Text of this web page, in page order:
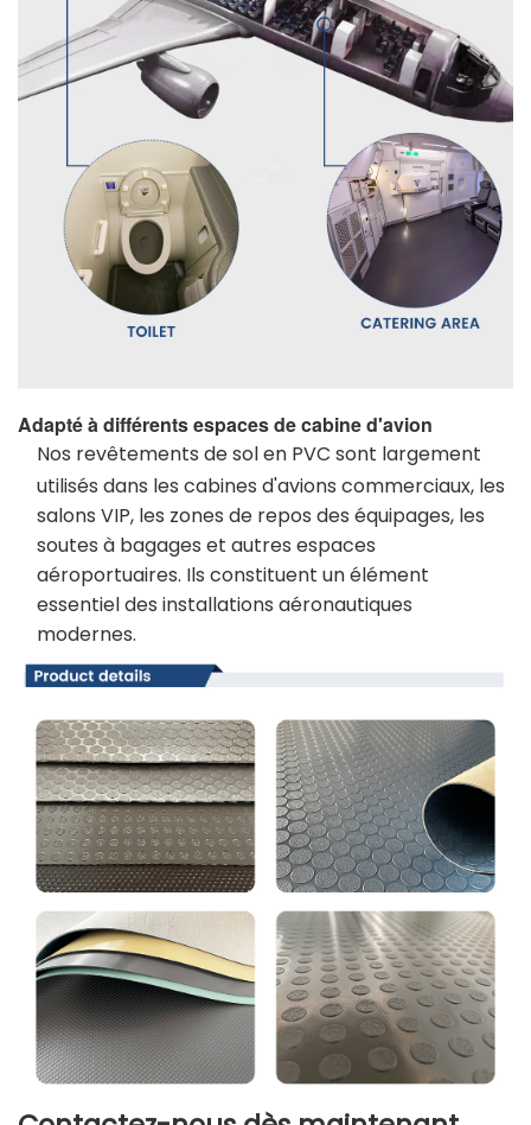
Adapté à différents espaces de cabine d'avion
Nos revêtements de sol en PVC sont largement
utilisés dans les cabines d'avions commerciaux, les
salons VIP, les zones de repos des équipages, les
soutes à bagages et autres espaces
aéroportuaires. Ils constituent un élément
essentiel des installations aéronautiques
modernes.